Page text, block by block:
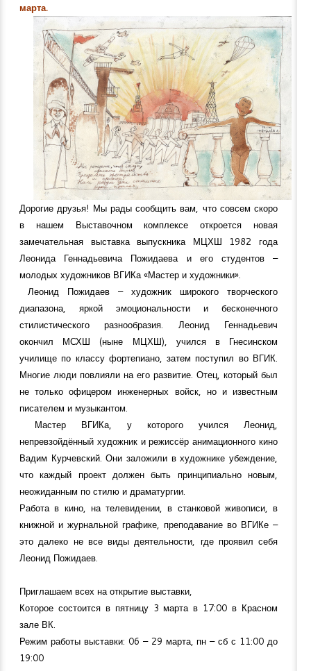
марта.
Дорогие друзья! Мы рады сообщить вам, что совсем скоро
в нашем Выставочном комплексе откроется новая
замечательная выставка выпускника МЦХШ 1982 года
Леонида Геннадьевича Пожидаева и его студентов –
молодых художников ВГИКа «Мастер и художники».
Леонид Пожидаев – художник широкого творческого
диапазона, яркой эмоциональности и бесконечного
стилистического разнообразия. Леонид Геннадьевич
окончил МСХШ (ныне МЦХШ), учился в Гнесинском
училище по классу фортепиано, затем поступил во ВГИК.
Многие люди повлияли на его развитие. Отец, который был
не только офицером инженерных войск, но и известным
писателем и музыкантом.
Мастер ВГИКа, у которого учился Леонид,
непревзойдённый художник и режиссёр анимационного кино
Вадим Курчевский. Они заложили в художнике убеждение,
что каждый проект должен быть принципиально новым,
неожиданным по стилю и драматургии.
Работа в кино, на телевидении, в станковой живописи, в
книжной и журнальной графике, преподавание во ВГИКе –
это далеко не все виды деятельности, где проявил себя
Леонид Пожидаев.
Приглашаем всех на открытие выставки,
Которое состоится в пятницу 3 марта в 17:00 в Красном
зале ВК.
Режим работы выставки: 06 – 29 марта, пн – сб с 11:00 до
19:00